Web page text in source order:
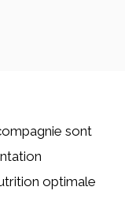
sont
optimale